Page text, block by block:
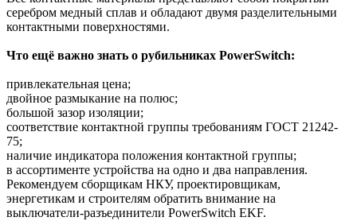
серебром медный сплав и обладают двумя разделительными
контактными поверхностями.
Что ещё важно знать о рубильниках PowerSwitch:
привлекательная цена;
двойное размыкание на полюс;
большой зазор изоляции;
соответствие контактной группы требованиям ГОСТ 21242-
75;
наличие индикатора положения контактной группы;
в ассортименте устройства на одно и два направления.
Рекомендуем сборщикам НКУ, проектировщикам,
энергетикам и строителям обратить внимание на
выключатели-разъединители PowerSwitch EKF.